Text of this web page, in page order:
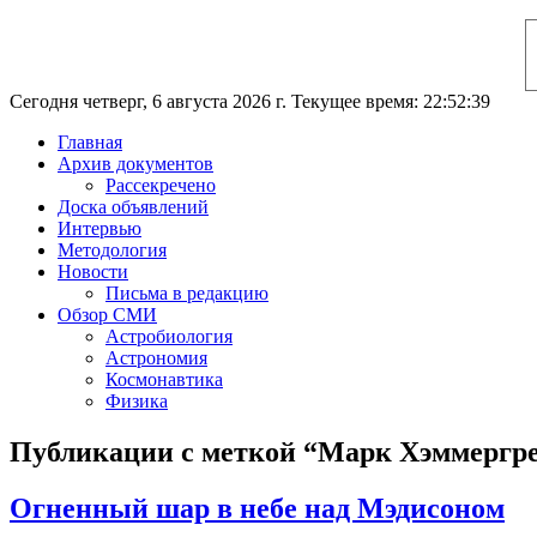
Сегодня четверг, 6 августа 2026 г. Текущее время: 22:52:40
Главная
Архив документов
Рассекречено
Доска объявлений
Интервью
Методология
Новости
Письма в редакцию
Обзор СМИ
Астробиология
Астрономия
Космонавтика
Физика
Публикации с меткой “Марк
Огненный шар в небе над Мэдисоном